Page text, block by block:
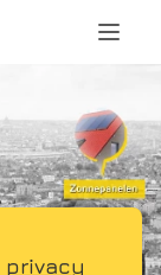
privacy